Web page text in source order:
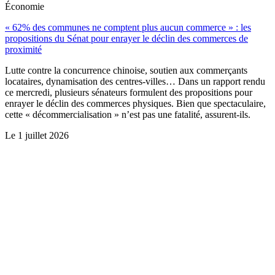
Économie
« 62% des communes ne comptent plus aucun commerce » : les
propositions du Sénat pour enrayer le déclin des commerces de
proximité
Lutte contre la concurrence chinoise, soutien aux commerçants
locataires, dynamisation des centres-villes… Dans un rapport rendu
ce mercredi, plusieurs sénateurs formulent des propositions pour
enrayer le déclin des commerces physiques. Bien que spectaculaire,
cette « décommercialisation » n’est pas une fatalité, assurent-ils.
Le 1 juillet 2026